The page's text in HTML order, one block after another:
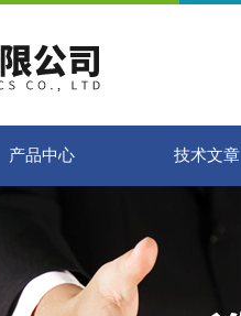
产品中心 技术文章